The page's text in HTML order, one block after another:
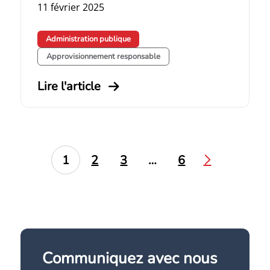
11 février 2025
Administration publique
Approvisionnement responsable
Lire l'article
1 2 3 … 6
Communiquez avec nous